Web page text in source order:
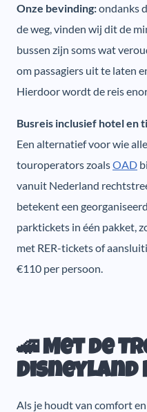
Onze bevinding:ondanks
de weg, vinden wij dit de
bussen zijn soms wat
om passagiers uit te laten
Hierdoor wordt de reis
Busreis inclusief hotel en
Een alternatief voor wie
touroperators zoalsOAD
vanuit Nederland
betekent een
parktickets in één pakket,
met RER-tickets of
€110 per persoon.
🚄 Met de
Disneyland
Als je houdt van comfort